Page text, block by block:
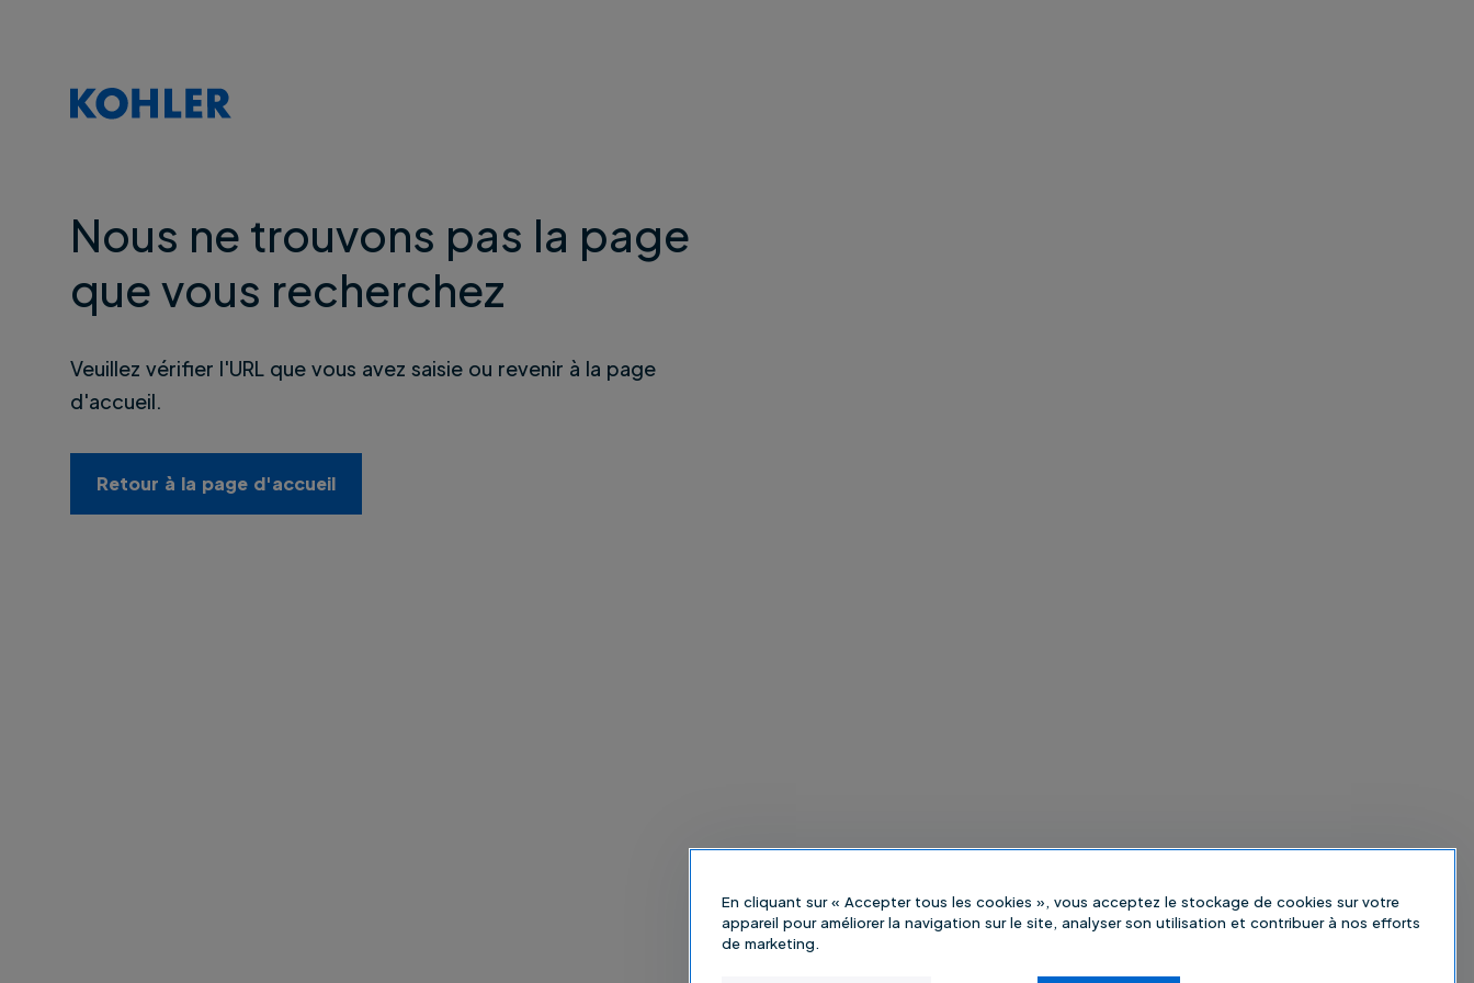
Nous ne trouvons pas la page
que vous recherchez
Veuillez vérifier l'URL que vous avez saisie ou revenir à la page
d'accueil.
Retour à la page d'accueil
En cliquant sur « Accepter tous les cookies », vous acceptez le stockage de cookies sur votre
appareil pour améliorer la navigation sur le site, analyser son utilisation et contribuer à nos efforts
de marketing.